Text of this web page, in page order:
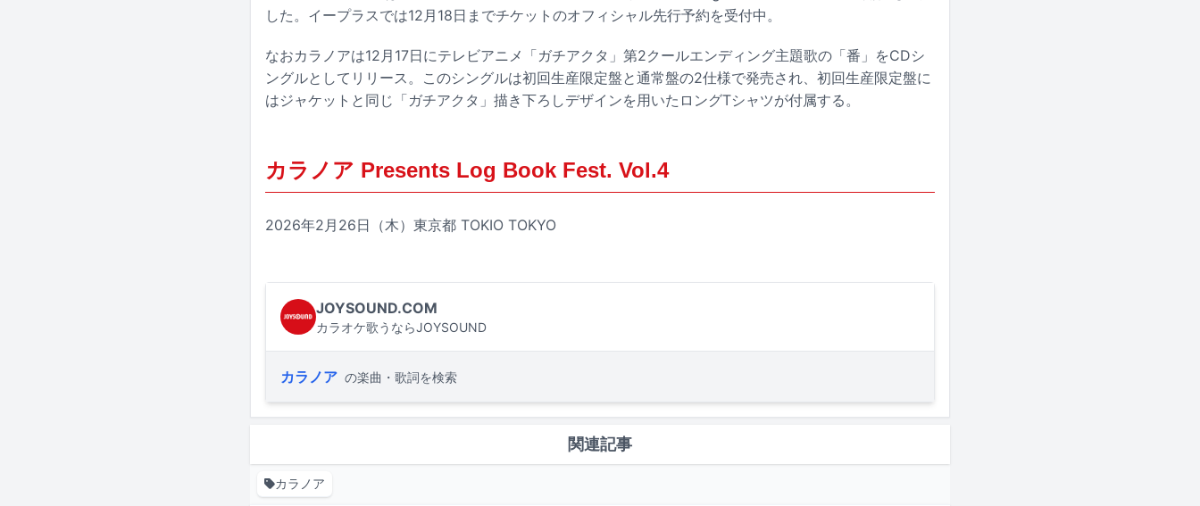
した。イープラスでは12月18日までチケットのオフィシャル先行予約を受付中。
なおカラノアは12月17日にテレビアニメ「ガチアクタ」第2クールエンディング主題歌の「番」をCDシ
ングルとしてリリース。このシングルは初回生産限定盤と通常盤の2仕様で発売され、初回生産限定盤に
はジャケットと同じ「ガチアクタ」描き下ろしデザインを用いたロングTシャツが付属する。
カラノア Presents Log Book Fest. Vol.4
2026年2月26日（木）東京都 TOKIO TOKYO
JOYSOUND.COM
カラオケ歌うならJOYSOUND
カラノア の楽曲・歌詞を検索
関連記事
カラノア